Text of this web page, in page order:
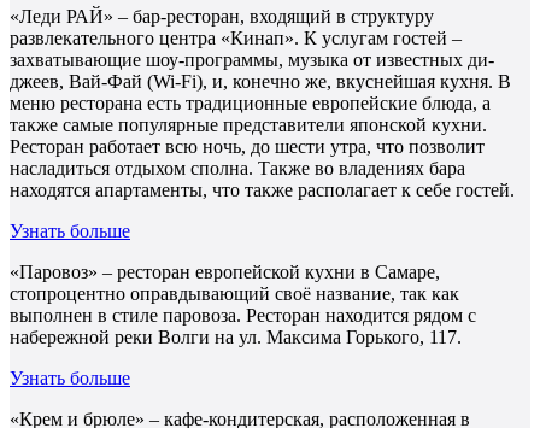
«Леди РАЙ» – бар-ресторан, входящий в структуру
развлекательного центра «Кинап». К услугам гостей –
захватывающие шоу-программы, музыка от известных ди-
джеев, Вай-Фай (Wi-Fi), и, конечно же, вкуснейшая кухня. В
меню ресторана есть традиционные европейские блюда, а
также самые популярные представители японской кухни.
Ресторан работает всю ночь, до шести утра, что позволит
насладиться отдыхом сполна. Также во владениях бара
находятся апартаменты, что также располагает к себе гостей.
Узнать больше
«Паровоз» – ресторан европейской кухни в Самаре,
стопроцентно оправдывающий своё название, так как
выполнен в стиле паровоза. Ресторан находится рядом с
набережной реки Волги на ул. Максима Горького, 117.
Узнать больше
«Крем и брюле» – кафе-кондитерская, расположенная в